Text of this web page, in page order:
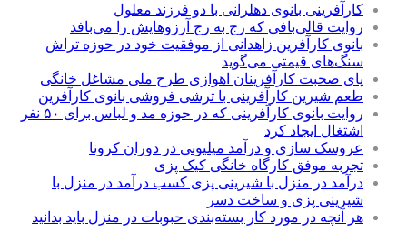
کارآفرینی بانوی دهلرانی با دو فرزند معلول
روایت قالی‌بافی که رج به رج آرزوهایش را می‌بافد
بانوی کارآفرین زاهدانی از موفقیت خود در حوزه تراش
سنگ‌های قیمتی می‌گوید
پای صحبت کارآفرینان اهوازی طرح ملی مشاغل خانگی
طعم شیرین کارآفرینی با ترشی فروشی بانوی کارآفرین
روایت بانوی کارآفرینی که در حوزه مد و لباس برای ۵۰ نفر
اشتغال ایجاد کرد
عروسک سازی و درآمد میلیونی در دوران کرونا
تجربه موفق کارگاه خانگی کیک پزی
درآمد در منزل با شیرینی پزی کسب درآمد در منزل با
شیرینی پزی و ساخت دسر
هر آنچه در مورد کار بسته‌بندی حبوبات در منزل باید بدانید